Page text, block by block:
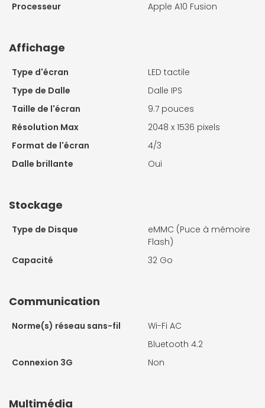
Processeur
Apple A10 Fusion
Affichage
Type d'écran
LED tactile
Type de Dalle
Dalle IPS
Taille de l'écran
9.7 pouces
Résolution Max
2048 x 1536 pixels
Format de l'écran
4/3
Dalle brillante
Oui
Stockage
Type de Disque
eMMC (Puce à mémoire
Flash)
Capacité
32 Go
Communication
Norme(s) réseau sans-fil
Wi-Fi AC
Bluetooth 4.2
Connexion 3G
Non
Multimédia